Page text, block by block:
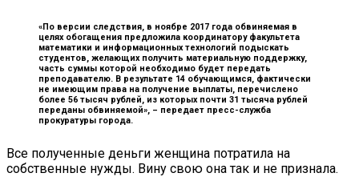
«По версии следствия, в ноябре 2017 года обвиняемая в
целях обогащения предложила координатору факультета
математики и информационных технологий подыскать
студентов, желающих получить материальную поддержку,
часть суммы которой необходимо будет передать
преподавателю. В результате 14 обучающимся, фактически
не имеющим права на получение выплаты, перечислено
более 56 тысяч рублей, из которых почти 31 тысяча рублей
переданы обвиняемой», – передает пресс-служба
прокуратуры города.
Все полученные деньги женщина потратила на
собственные нужды. Вину свою она так и не признала.